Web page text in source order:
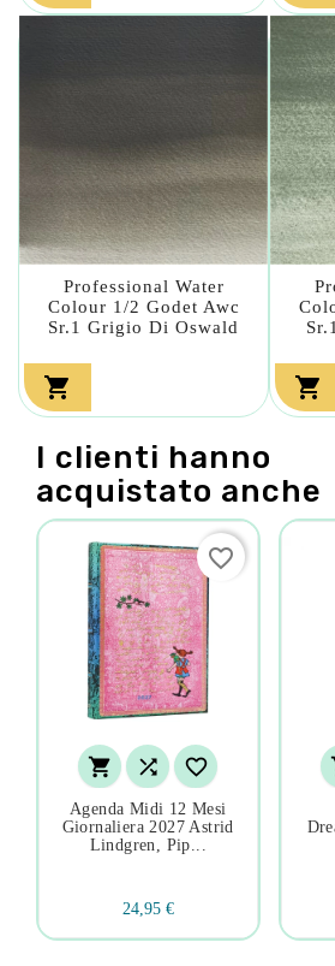
Professional Water
Colour 1/2 Godet Awc
Sr.1 Grigio Di Oswald
 
I clienti hanno
acquistato anche
  
Agenda Midi 12 Mesi
Giornaliera 2027 Astrid
Lindgren, Pip...
24,95 €
favorite_border